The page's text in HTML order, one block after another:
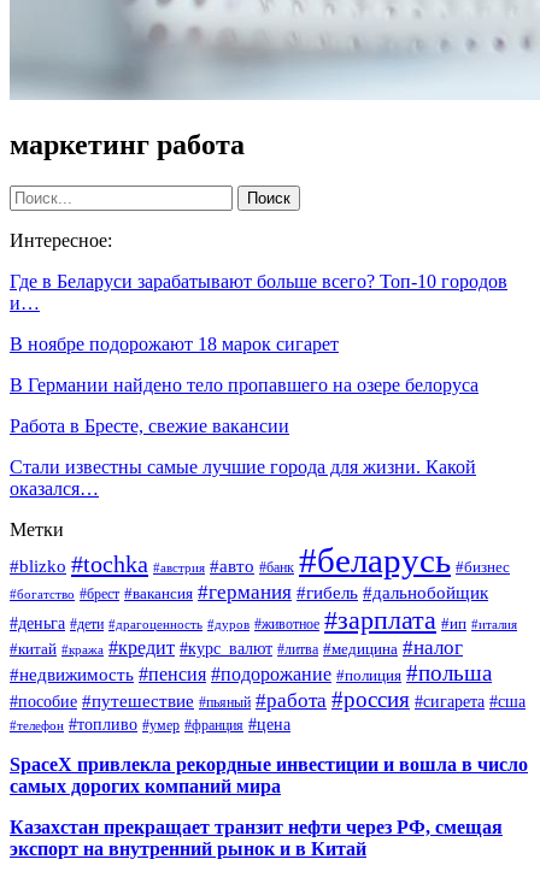
маркетинг работа
Интересное:
Где в Беларуси зарабатывают больше всего? Топ-10 городов
и…
В ноябре подорожают 18 марок сигарет
В Германии найдено тело пропавшего на озере белоруса
Работа в Бресте, свежие вакансии
Стали известны самые лучшие города для жизни. Какой
оказался…
Метки
#blizko #tochka #австрия #авто #банк #беларусь #бизнес
#богатство #брест #вакансия #германия #гибель #дальнобойщик
#деньга #дети #драгоценность #дуров #животное #зарплата #ип #италия
#китай #кража #кредит #курс_валют #литва #медицина #налог
#недвижимость #пенсия #подорожание #полиция #польша
#пособие #путешествие #пьяный #работа #россия #сигарета #сша
#телефон #топливо #умер #франция #цена
SpaceX привлекла рекордные инвестиции и вошла в число
самых дорогих компаний мира
Казахстан прекращает транзит нефти через РФ, смещая
экспорт на внутренний рынок и в Китай